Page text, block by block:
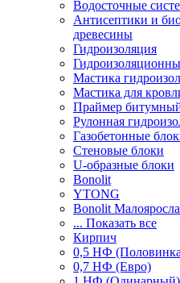
Водосточные
Антисептики и
древесины
Гидроизоляция
Мастика
Мастика для
Праймер
Рулонная
Газобетонные
Стеновые блоки
U-образные блоки
Bonolit
YTONG
Bonolit
... Показать все
Кирпич
0,5 НФ
0,7 НФ (Евро)